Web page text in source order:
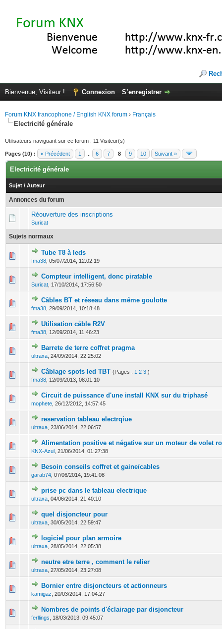
Bienvenue, Visiteur ! Connexion S’enregistrer
Forum KNX francophone / English KNX forum › Français
Electricité générale
Utilisateurs naviguant sur ce forum : 11 Visiteur(s)
Pages (10) : « Précédent 1 6 7 8 9 10 Suivant »
Electricité générale
Sujet / Auteur
Annonces du forum
Réouverture des inscriptions
Suricat
Sujets normaux
Tube T8 à leds
fma38 05/07/2014, 12:02:19
0 Votes - 0 sur 5 en moyenne
Compteur intelligent, donc piratable
Suricat 17/10/2014, 17:56:50
0 Votes - 0 sur 5 en moyenne
1 2345
Câbles BT et réseau dans même goulotte
fma38 29/09/2014, 10:18:48
0 Votes - 0 sur 5 en moyenne
12345
Utilisation câble R2V
fma38 12/09/2014, 11:46:23
0 Votes - 0 sur 5 en moyenne
1
Barrete de terre coffret pragma
ultraxa 24/09/2014, 22:25:02
0 Votes - 0 sur 5 en moyenne
12345
Câblage spots led TBT (Pages : 1 2 3 )
fma38 12/09/2013, 08:01:10
0 Votes - 0 sur 5 en moyenne
12 345
Circuit de puissance d'une install KNX sur du triphasé
mophete 26/12/2012, 14:57:45
0 Votes - 0 sur 5 en moyenne
1 2 345
reservation tableau electrqiue
ultraxa 23/06/2014, 22:06:57
0 Votes - 0 sur 5 en moyenne
12345
Alimentation positive et négative sur un moteur de volet
KNX-Azul 21/06/2014, 01:27:38
0 Votes - 0 sur 5 en moyenne
12345
Besoin conseils coffret et gaine/cables
garab74 07/06/2014, 19:41:08
0 Votes - 0 sur 5 en moyenne
123 45
prise pc dans le tableau electrique
ultraxa 04/06/2014, 21:40:10
0 Votes - 0 sur 5 en moyenne
12345
quel disjoncteur pour
ultraxa 30/05/2014, 22:59:47
0 Votes - 0 sur 5 en moyenne
12
logiciel pour plan armoire
ultraxa 28/05/2014, 22:05:38
0 Votes - 0 sur 5 en moyenne
12345
neutre etre terre , comment le relier
ultraxa 27/05/2014, 23:27:08
0 Votes - 0 sur 5 en moyenne
12345
Bornier entre disjoncteurs et actionneurs
kamigaz 20/03/2014, 17:04:27
0 Votes - 0 sur 5 en moyenne
12345
Nombres de points d'éclairage par disjoncteur
ferllings 18/03/2013, 09:45:07
0 Votes - 0 sur 5 en moyenne
1 2345